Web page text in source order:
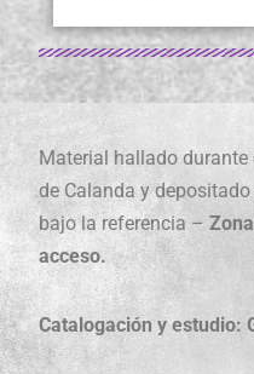
Material hallado
de Calanda y
bajo la referencia –
acceso.
Catalogación y estudio: